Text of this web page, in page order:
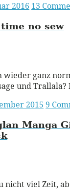
2016 13
no sew
wieder ganz
und
2015 9
Manga
nicht viel Zeit,